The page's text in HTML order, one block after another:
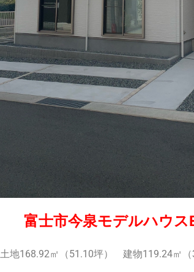
富士市今泉モデルハウス
土地168.92㎡（51.10坪） 建物119.24㎡（